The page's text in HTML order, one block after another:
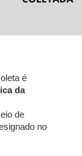
é
da
de
no